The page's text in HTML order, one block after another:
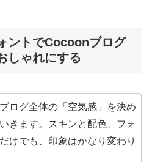
ントでCocoonブログ
しゃれにする
ログ全体の「空気感」を決め
きます。スキンと配色、フォ
けでも、印象はかなり変わり